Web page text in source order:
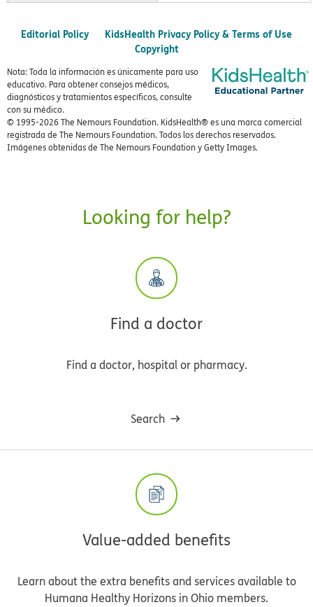
Editorial Policy
KidsHealth Privacy Policy & Terms of Use
Copyright
Nota: Toda la información es únicamente para uso
educativo. Para obtener consejos médicos,
diagnósticos y tratamientos específicos, consulte
con su médico.
© 1995-2026 The Nemours Foundation. KidsHealth® es una marca comercial
registrada de The Nemours Foundation. Todos los derechos reservados.
Imágenes obtenidas de The Nemours Foundation y Getty Images.
Looking for help?
Find a doctor
Find a doctor, hospital or pharmacy.
Search
Value-added benefits
Learn about the extra benefits and services available to
Humana Healthy Horizons in Ohio members.